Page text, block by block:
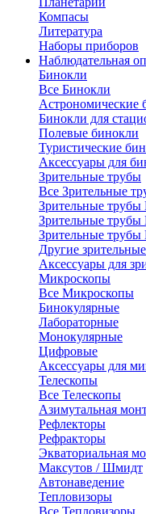
Компасы
Литература
Наборы приборов
Наблюдательная
Бинокли
Все Бинокли
Астрономические
Бинокли для
Полевые бинокли
Туристические
Аксессуары для
Зрительные трубы
Все Зрительные
Зрительные трубы
Зрительные трубы
Зрительные трубы
Другие
Аксессуары для
Микроскопы
Все Микроскопы
Бинокулярные
Лабораторные
Монокулярные
Цифровые
Аксессуары для
Телескопы
Все Телескопы
Азимутальная
Рефлекторы
Рефракторы
Экваториальная
Максутов / Шмидт
Автонаведение
Тепловизоры
Все Тепловизоры